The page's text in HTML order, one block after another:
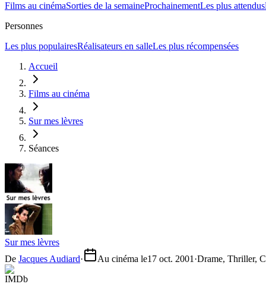
Films au cinémaSorties de la semaineProchainementLes plus attendus
Personnes
Les plus populairesRéalisateurs en salleLes plus récompensées
Accueil
Films au cinéma
Sur mes lèvres
Séances
Sur mes lèvres
De Jacques Audiard· Au cinéma le17 oct. 2001 ·Drame, Thriller,